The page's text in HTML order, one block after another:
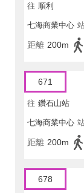
往 順利
七海商業中心
距離 200m
671
往 鑽石山站
七海商業中心
距離 200m
678